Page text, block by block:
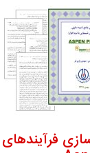
فرآیندهای